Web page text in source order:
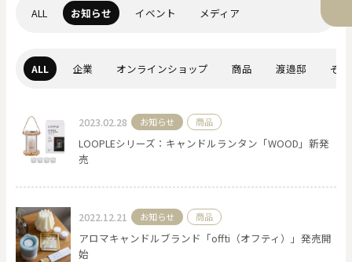
すべてのアイテム
カテゴリから探す
価格で探す
円 ～
クリア
ALL お知らせ イベント メディア
ALL 企業 オンラインショップ 商品 渡邉邸 そ
2023.02.28 お知らせ 商品
LOOPLEシリーズ：キャンドルランタン「WOOD」新発
売
2022.12.21 お知らせ 商品
アロマキャンドルブランド「offti（オフティ）」発売開
始